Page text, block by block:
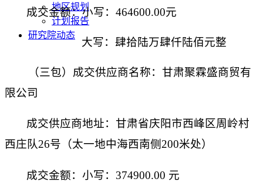
地区规划
计划报告
研究院动态
成交金额：小写：464600.00元
大写：肆拾陆万肆仟陆佰元整
（三包） 成交供应商名称：甘肃聚霖盛商贸有
限公司
成交供应商地址：甘肃省庆阳市西峰区周岭村
西庄队26号（太一地中海西南侧200米处）
成交金额：小写： 374900.00 元